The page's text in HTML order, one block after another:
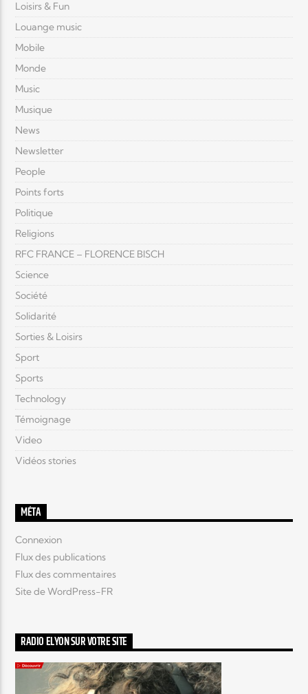
Loisirs & Fun
Louange music
Mobile
Monde
Music
Musique
News
Newsletter
People
Points forts
Politique
Religions
RFC FRANCE – FLORENCE BISCH
Science
Société
Solidarité
Sorties & Loisirs
Sport
Sports
Technology
Témoignage
Video
Vidéos stories
MÉTA
Connexion
Flux des publications
Flux des commentaires
Site de WordPress-FR
RADIO ELYON SUR VOTRE SITE